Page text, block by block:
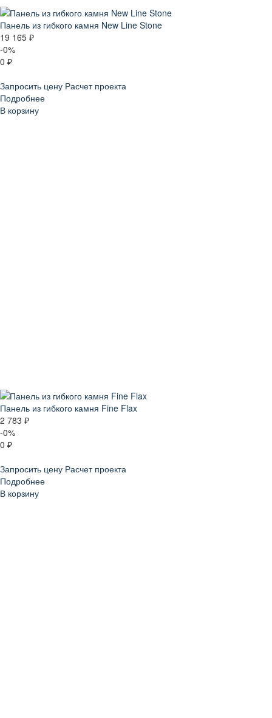
Панель из гибкого камня New Line Stone
19 165 ₽
-0%
0 ₽
Запросить цену Расчет проекта
Подробнее
В корзину
Панель из гибкого камня Fine Flax
2 783 ₽
-0%
0 ₽
Запросить цену Расчет проекта
Подробнее
В корзину